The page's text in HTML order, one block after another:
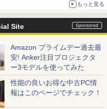
もっと見る
Site
Amazon プライムデー過去最
安! Anker注目プロジェクタ
ー3モデルを使ってみた
性能の良いお得な中古PC情
報はこのページでチェック！